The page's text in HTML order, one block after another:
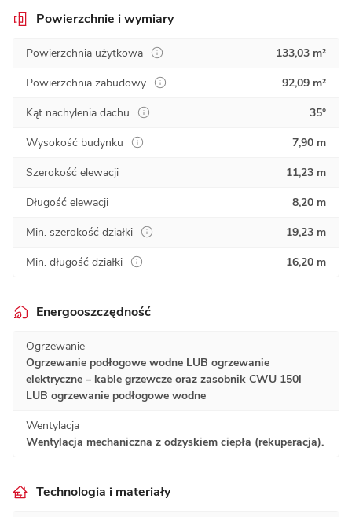
Powierzchnie i wymiary
Powierzchnia użytkowa
133,03 m²
Powierzchnia zabudowy
92,09 m²
Kąt nachylenia dachu
35°
Wysokość budynku
7,90 m
Szerokość elewacji
11,23 m
Długość elewacji
8,20 m
Min. szerokość działki
19,23 m
Min. długość działki
16,20 m
Energooszczędność
Ogrzewanie
Ogrzewanie podłogowe wodne LUB ogrzewanie
elektryczne – kable grzewcze oraz zasobnik CWU 150l
LUB ogrzewanie podłogowe wodne
Wentylacja
Wentylacja mechaniczna z odzyskiem ciepła (rekuperacja).
Technologia i materiały